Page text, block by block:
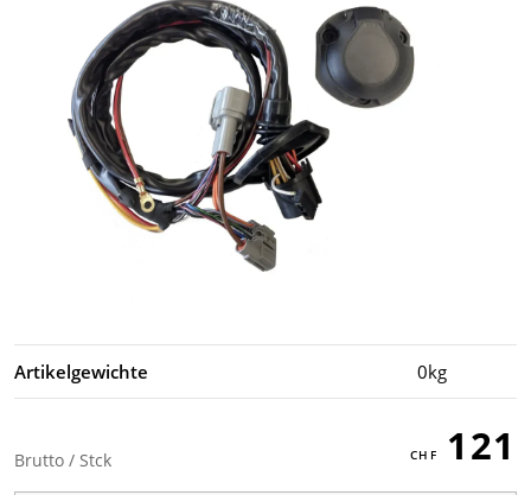
Artikelgewichte 0kg
Brutto / Stck 121